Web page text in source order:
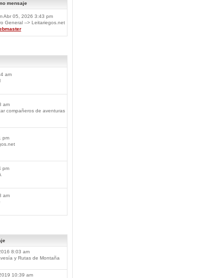
mensaje
Abr 05, 2026 3:43 pm
General --> Leitariegos.net
am
am
compañeros de aventuras
pm
pm
am
8:03 am
y Rutas de Montaña
10:39 am